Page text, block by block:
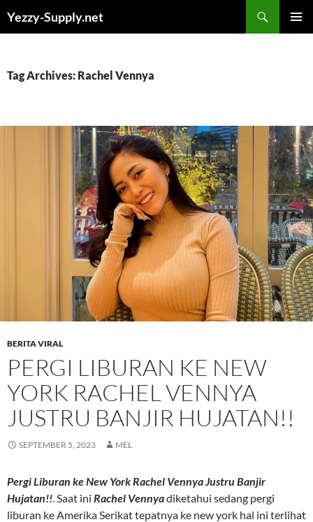
Yezzy-Supply.net
Tag Archives: Rachel Vennya
BERITA VIRAL
PERGI LIBURAN KE NEW
YORK RACHEL VENNYA
JUSTRU BANJIR HUJATAN!!
SEPTEMBER 5, 2023 MEL
Pergi Liburan ke New York Rachel Vennya Justru Banjir
Hujatan!!. Saat ini Rachel Vennyadiketahui sedang pergi
liburan ke Amerika Serikat tepatnya ke new york hal ini terlihat